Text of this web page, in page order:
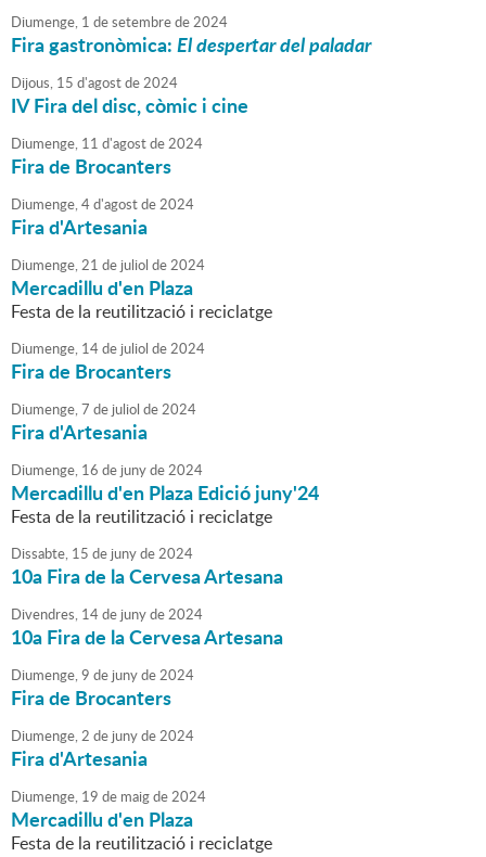
Diumenge, 1 desetembrede2024
Fira gastronòmica:El despertar del paladar
Dijous, 15 d'agostde2024
IV Fira del disc, còmic i cine
Diumenge, 11 d'agostde2024
Fira de Brocanters
Diumenge,4d'agostde2024
Fira d'Artesania
Diumenge,21 de juliol de2024
Mercadillu d'en Plaza
Festa de la reutilització i reciclatge
Diumenge, 14de juliol de2024
Fira de Brocanters
Diumenge,7 de juliol de2024
Fira d'Artesania
Diumenge, 16 de junyde2024
Mercadillu d'en Plaza Edició juny'24
Festa de la reutilització i reciclatge
Dissabte, 15 de junyde2024
10a Fira de la Cervesa Artesana
Divendres, 14de junyde2024
10a Fira de la Cervesa Artesana
Diumenge,9 de junyde2024
Fira de Brocanters
Diumenge,2 de junyde2024
Fira d'Artesania
Diumenge, 19 de maigde2024
Mercadillu d'en Plaza
Festa de la reutilització i reciclatge